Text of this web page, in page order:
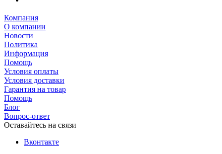
Компания
О компании
Новости
Политика
Информация
Помощь
Условия оплаты
Условия доставки
Гарантия на товар
Помощь
Блог
Вопрос-ответ
Оставайтесь на связи
Вконтакте